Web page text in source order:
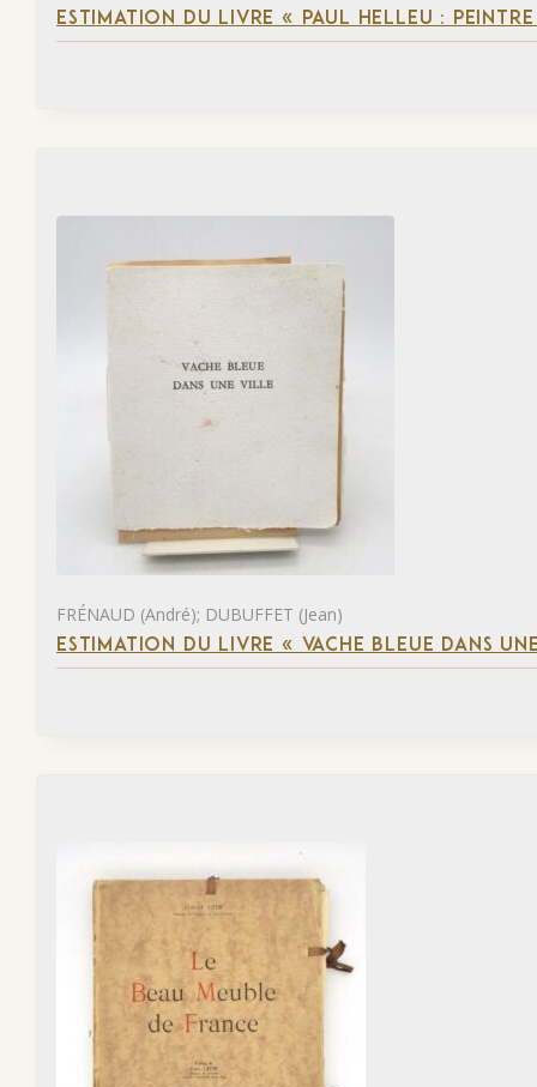
ESTIMATION DU LIVRE « PAUL HELLEU :
FRÉNAUD (André); DUBUFFET (Jean)
ESTIMATION DU LIVRE « VACHE BLEUE DANS